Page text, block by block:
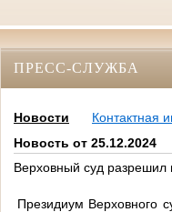
ПРЕСС-СЛУЖБА
Новости
Контактная
Новость от 25.12.2024
Верховный суд разрешил
Президиум Верховного